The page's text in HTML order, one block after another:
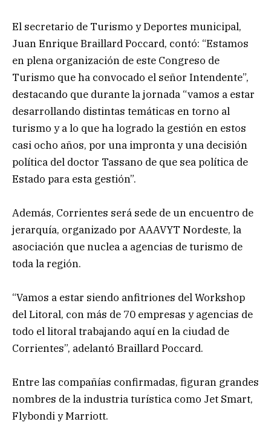
El secretario de Turismo y Deportes municipal,
Juan Enrique Braillard Poccard, contó: “Estamos
en plena organización de este Congreso de
Turismo que ha convocado el señor Intendente”,
destacando que durante la jornada “vamos a estar
desarrollando distintas temáticas en torno al
turismo y a lo que ha logrado la gestión en estos
casi ocho años, por una impronta y una decisión
política del doctor Tassano de que sea política de
Estado para esta gestión”.
Además, Corrientes será sede de un encuentro de
jerarquía, organizado por AAAVYT Nordeste, la
asociación que nuclea a agencias de turismo de
toda la región.
“Vamos a estar siendo anfitriones del Workshop
del Litoral, con más de 70 empresas y agencias de
todo el litoral trabajando aquí en la ciudad de
Corrientes”, adelantó Braillard Poccard.
Entre las compañías confirmadas, figuran grandes
nombres de la industria turística como Jet Smart,
Flybondi y Marriott.